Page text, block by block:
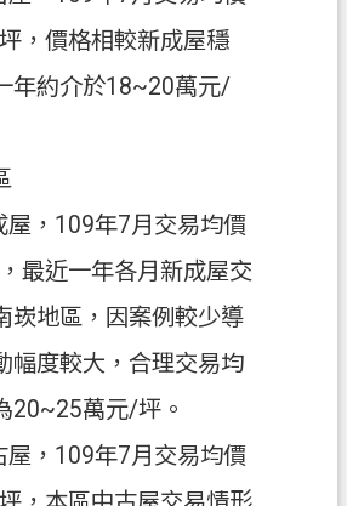
，價格相較新成屋穩
年約介於18~20萬元/
屋，109年7月交易均價
最近一年各月新成屋交
崁地區，因案例較少導
幅度較大，合理交易均
20~25萬元/坪。
屋，109年7月交易均價